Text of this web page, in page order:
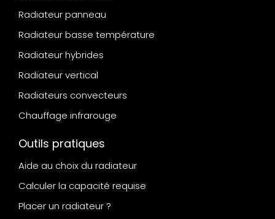
Radiateur panneau
Radiateur basse température
Radiateur hybrides
Radiateur vertical
Radiateurs convecteurs
Chauffage infrarouge
Outils pratiques
Aide au choix du radiateur
Calculer la capacité requise
Placer un radiateur ?